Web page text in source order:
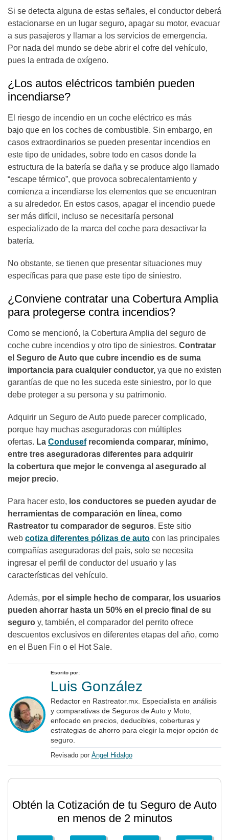
Si se detecta alguna de estas señales, el conductor deberá
estacionarse en un lugar seguro, apagar su motor, evacuar
a sus pasajeros y llamar a los servicios de emergencia.
Por nada del mundo se debe abrir el cofre del vehículo,
pues la entrada de oxígeno.
¿Los autos eléctricos también pueden
incendiarse?
El riesgo de incendio en un coche eléctrico es más
bajo que en los coches de combustible. Sin embargo, en
casos extraordinarios se pueden presentar incendios en
este tipo de unidades, sobre todo en casos donde la
estructura de la batería se daña y se produce algo llamado
“escape térmico”, que provoca sobrecalentamiento y
comienza a incendiarse los elementos que se encuentran
a su alrededor. En estos casos, apagar el incendio puede
ser más difícil, incluso se necesitaría personal
especializado de la marca del coche para desactivar la
batería.
No obstante, se tienen que presentar situaciones muy
específicas para que pase este tipo de siniestro.
¿Conviene contratar una Cobertura Amplia
para protegerse contra incendios?
Como se mencionó, la Cobertura Amplia del seguro de
coche cubre incendios y otro tipo de siniestros. Contratar
el Seguro de Auto que cubre incendio es de suma
importancia para cualquier conductor, ya que no existen
garantías de que no les suceda este siniestro, por lo que
debe proteger a su persona y su patrimonio.
Adquirir un Seguro de Auto puede parecer complicado,
porque hay muchas aseguradoras con múltiples
ofertas. La Condusefrecomienda comparar, mínimo,
entre tres aseguradoras diferentes para adquirir
la cobertura que mejor le convenga al asegurado al
mejor precio.
Para hacer esto, los conductores se pueden ayudar de
herramientas de comparación en línea, como
Rastreator tu comparador de seguros. Este sitio
web cotiza diferentes pólizas de auto con las principales
compañías aseguradoras del país, solo se necesita
ingresar el perfil de conductor del usuario y las
características del vehículo.
Además, por el simple hecho de comparar, los usuarios
pueden ahorrar hasta un 50% en el precio final de su
seguro y, también, el comparador del perrito ofrece
descuentos exclusivos en diferentes etapas del año, como
en el Buen Fin o el Hot Sale.
Escrito por:
Luis González
Redactor en Rastreator.mx. Especialista en análisis
y comparativas de Seguros de Auto y Moto,
enfocado en precios, deducibles, coberturas y
estrategias de ahorro para elegir la mejor opción de
seguro.
Revisado por Ángel Hidalgo
Obtén la Cotización de tu Seguro de Auto
en menos de 2 minutos